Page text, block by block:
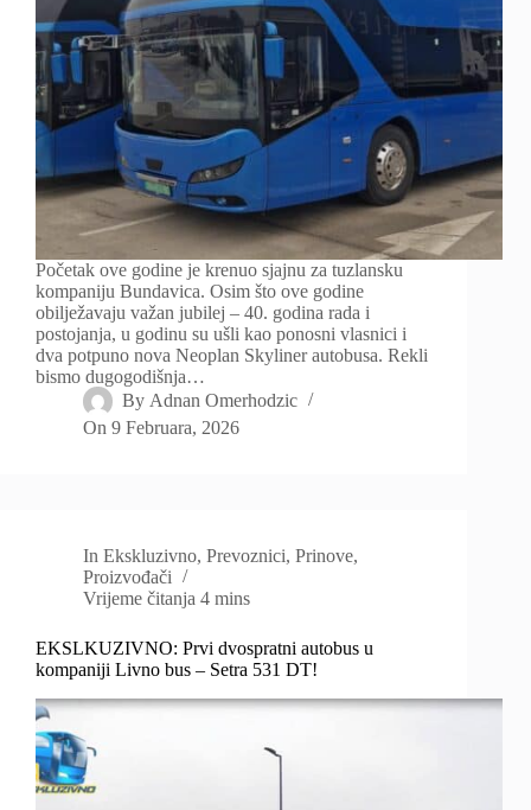
Početak ove godine je krenuo sjajnu za tuzlansku
kompaniju Bundavica. Osim što ove godine
obilježavaju važan jubilej – 40. godina rada i
postojanja, u godinu su ušli kao ponosni vlasnici i
dva potpuno nova Neoplan Skyliner autobusa. Rekli
bismo dugogodišnja…
By Adnan Omerhodzic
On 9 Februara, 2026
In Ekskluzivno,Prevoznici,Prinove,
Proizvođači
Vrijeme čitanja 4 mins
EKSLKUZIVNO: Prvi dvospratni autobus u
kompaniji Livno bus – Setra 531 DT!